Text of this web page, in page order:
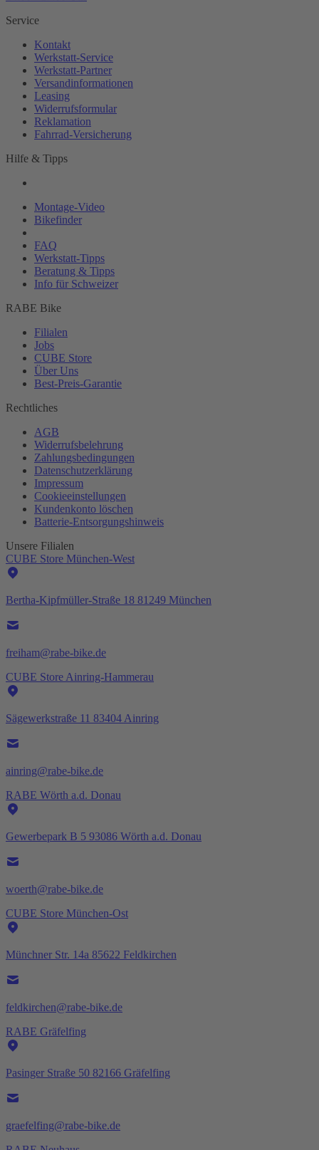
Service
Kontakt
Werkstatt-Service
Werkstatt-Partner
Versandinformationen
Leasing
Widerrufsformular
Reklamation
Fahrrad-Versicherung
Hilfe & Tipps
Montage-Video
Bikefinder
FAQ
Werkstatt-Tipps
Beratung & Tipps
Info für Schweizer
RABE Bike
Filialen
Jobs
CUBE Store
Über Uns
Best-Preis-Garantie
Rechtliches
AGB
Widerrufsbelehrung
Zahlungsbedingungen
Datenschutzerklärung
Impressum
Cookieeinstellungen
Kundenkonto löschen
Batterie-Entsorgungshinweis
Unsere Filialen
CUBE Store München-West
Bertha-Kipfmüller-Straße 18 81249 München
freiham@rabe-bike.de
CUBE Store Ainring-Hammerau
Sägewerkstraße 11 83404 Ainring
ainring@rabe-bike.de
RABE Wörth a.d. Donau
Gewerbepark B 5 93086 Wörth a.d. Donau
woerth@rabe-bike.de
CUBE Store München-Ost
Münchner Str. 14a 85622 Feldkirchen
feldkirchen@rabe-bike.de
RABE Gräfelfing
Pasinger Straße 50 82166 Gräfelfing
graefelfing@rabe-bike.de